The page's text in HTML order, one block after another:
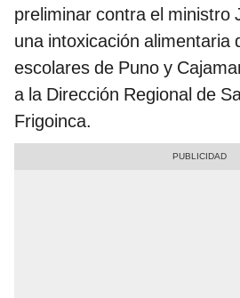
preliminar contra el ministro
una intoxicación alimentaria
escolares de Puno y
a la Dirección Regional de
Frigoinca.